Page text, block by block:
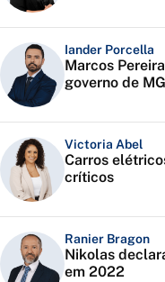
Iander Porcella
Marcos
governo de MG
Victoria Abel
Carros
críticos
Ranier Bragon
Nikolas
em 2022